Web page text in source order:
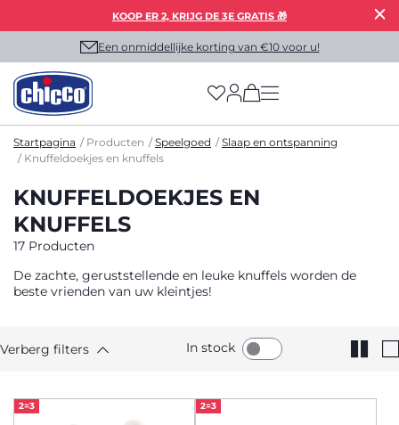
KOOP ER 2, KRIJG DE 3E GRATIS 🎁
Een onmiddellijke korting van €10 voor u!
(has more options
Startpagina Producten Speelgoed
Slaap en ontspanning
Knuffeldoekjes en knuffels
KNUFFELDOEKJES EN
KNUFFELS
17 Producten
De zachte, geruststellende en leuke knuffels worden de
beste vrienden van uw kleintjes!
Verberg filters In stock
2=3 2=3